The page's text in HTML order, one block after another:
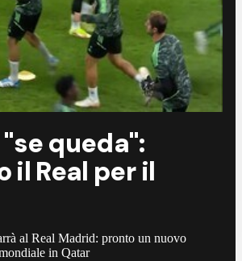
queda":
il Real per il
al Real Madrid: pronto un nuovo
in Qatar